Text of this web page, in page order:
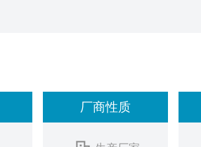
厂商性质